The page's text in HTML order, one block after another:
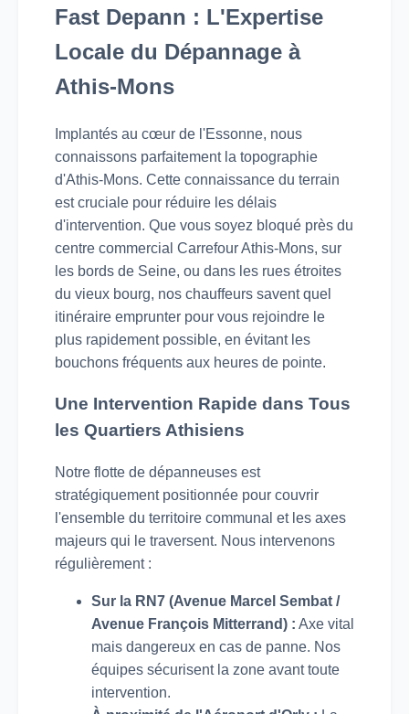
Fast Depann : L'Expertise
Locale du Dépannage à
Athis-Mons
Implantés au cœur de l'Essonne, nous
connaissons parfaitement la topographie
d'Athis-Mons. Cette connaissance du terrain
est cruciale pour réduire les délais
d'intervention. Que vous soyez bloqué près du
centre commercial Carrefour Athis-Mons, sur
les bords de Seine, ou dans les rues étroites
du vieux bourg, nos chauffeurs savent quel
itinéraire emprunter pour vous rejoindre le
plus rapidement possible, en évitant les
bouchons fréquents aux heures de pointe.
Une Intervention Rapide dans Tous
les Quartiers Athisiens
Notre flotte de dépanneuses est
stratégiquement positionnée pour couvrir
l'ensemble du territoire communal et les axes
majeurs qui le traversent. Nous intervenons
régulièrement :
Sur la RN7 (Avenue Marcel Sembat /
Avenue François Mitterrand) : Axe vital
mais dangereux en cas de panne. Nos
équipes sécurisent la zone avant toute
intervention.